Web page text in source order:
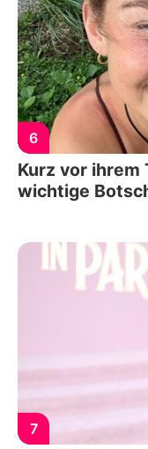
6
Kurz vor ihrem
wichtige
7